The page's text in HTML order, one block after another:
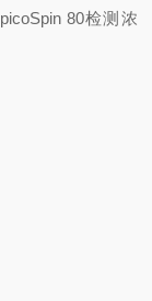
picoSpin 80检测浓